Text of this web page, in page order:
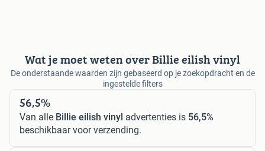
Wat je moet weten over Billie eilish vinyl
De onderstaande waarden zijn gebaseerd op je zoekopdracht en de
ingestelde filters
56,5%
Van alle Billie eilish vinyl advertenties is 56,5%
beschikbaar voor verzending.